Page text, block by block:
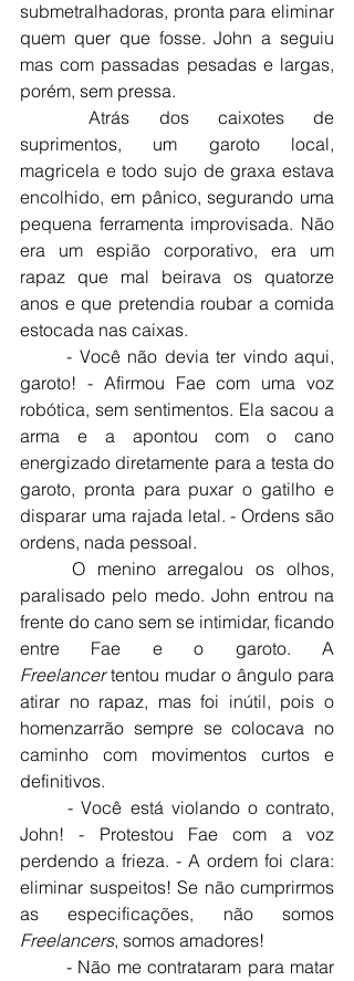
submetralhadoras, pronta para eliminar
quem quer que fosse. John a seguiu
mas com passadas pesadas e largas,
porém, sem pressa.
	Atrás dos caixotes de
suprimentos, um garoto local,
magricela e todo sujo de graxa estava
encolhido, em pânico, segurando uma
pequena ferramenta improvisada. Não
era um espião corporativo, era um
rapaz que mal beirava os quatorze
anos e que pretendia roubar a comida
estocada nas caixas.
	- Você não devia ter vindo aqui,
garoto! - Afirmou Fae com uma voz
robótica, sem sentimentos. Ela sacou a
arma e a apontou com o cano
energizado diretamente para a testa do
garoto, pronta para puxar o gatilho e
disparar uma rajada letal. - Ordens são
ordens, nada pessoal.
paralisado pelo medo. John entrou na
frente do cano sem se intimidar, ficando
Freelancer tentou mudar o ângulo para
atirar no rapaz, mas foi inútil, pois o
homenzarrão sempre se colocava no
caminho com movimentos curtos e
definitivos.
	- Você está violando o contrato,
John! - Protestou Fae com a voz
perdendo a frieza. - A ordem foi clara:
eliminar suspeitos! Se não cumprirmos
Freelancers, somos amadores!